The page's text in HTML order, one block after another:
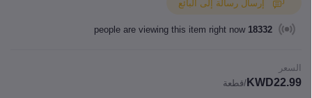
18332
السعر
KWD22.99 /قطعة